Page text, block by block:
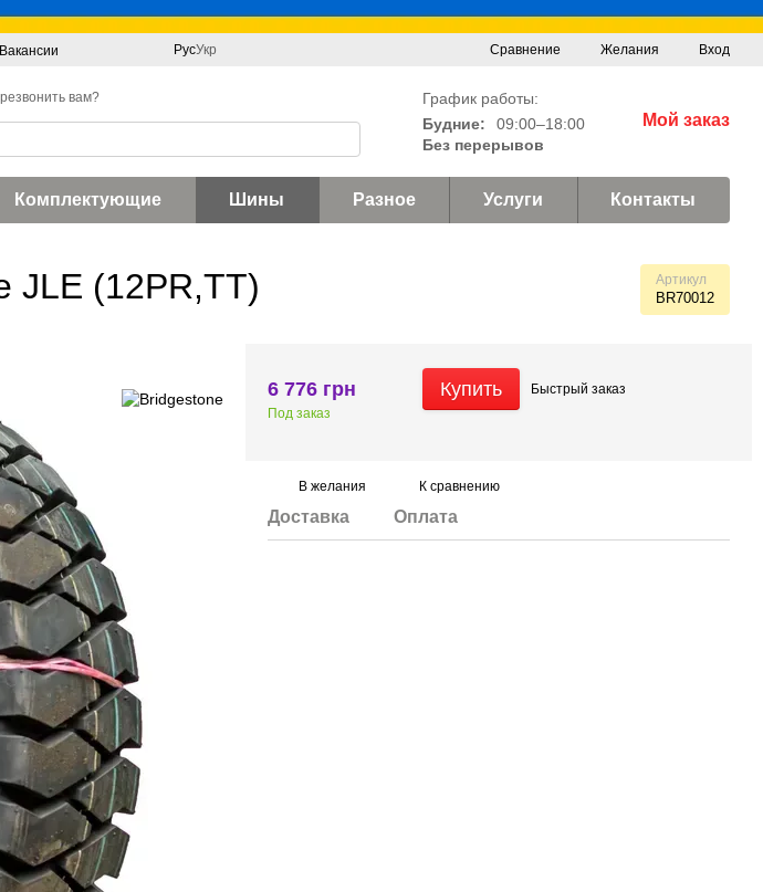
Вакансии РусУкр Сравнение Желания Вход
вам?
График работы:
Будние:
09:00–18:00
Без перерывов
Мой заказ
Комплектующие Шины Разное Услуги Контакты
JLE (12PR,TT) Артикул
BR70012
6 776 грн
Под заказ
Купить Быстрый заказ
В желания К сравнению
Доставка Оплата